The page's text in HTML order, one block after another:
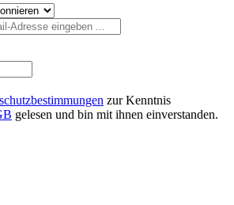
zur Kenntnis
gelesen und bin mit ihnen einverstanden.